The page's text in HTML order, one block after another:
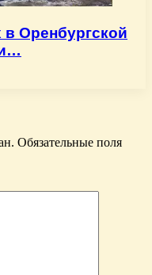
Оренбургской
Обязательные поля